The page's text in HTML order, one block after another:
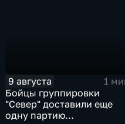
9 августа
1
Бойцы группировки
"Север" доставили еще
одну партию